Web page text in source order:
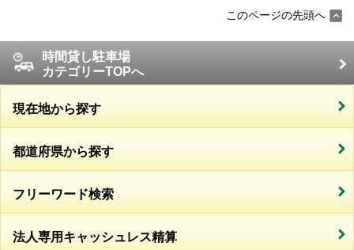
このページの先頭へ
時間貸し駐車場
カテゴリーTOPへ
現在地から探す
都道府県から探す
フリーワード検索
法人専用キャッシュレス精算